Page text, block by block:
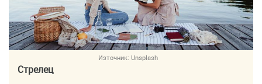
Източник: Unsplash
Стрелец